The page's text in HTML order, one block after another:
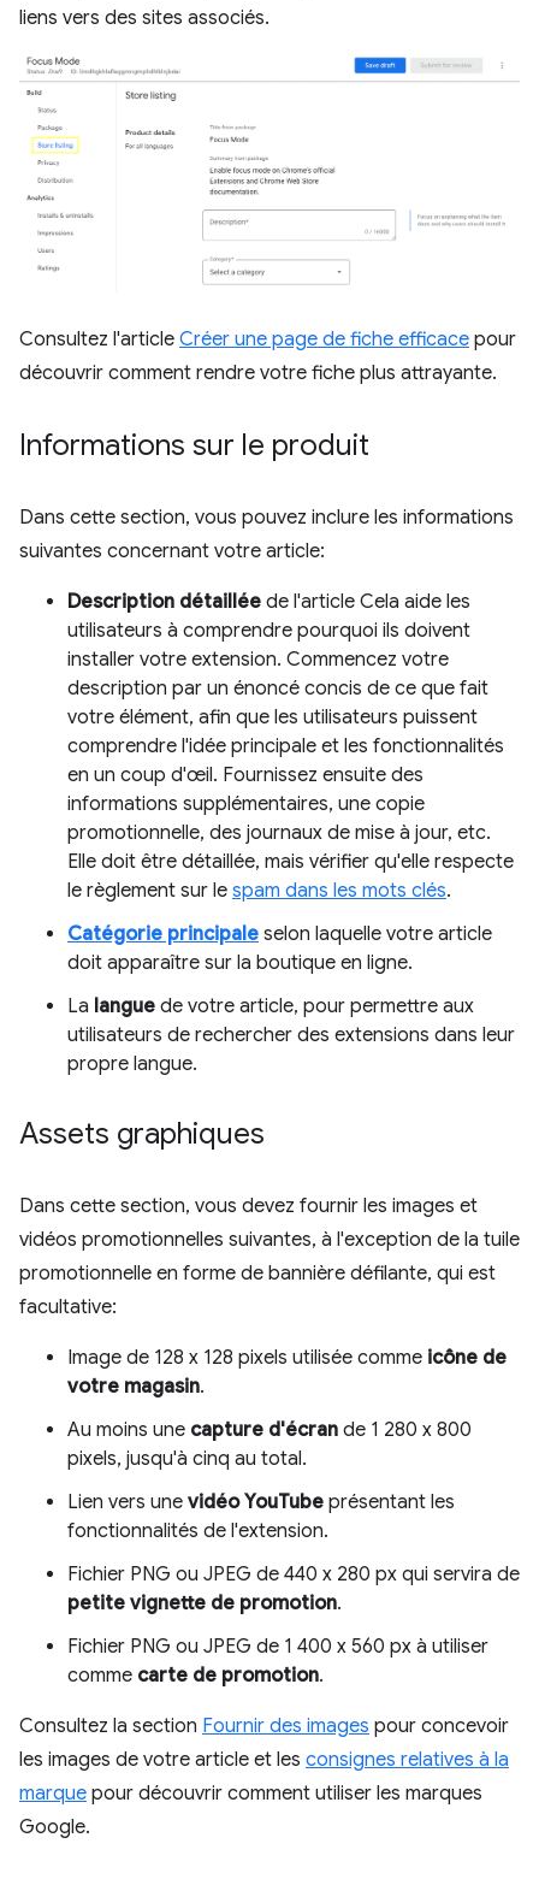
liens vers des sites associés.
Consultez l'article Créer une page de fiche efficace pour
découvrir comment rendre votre fiche plus attrayante.
Informations sur le produit
Dans cette section, vous pouvez inclure les informations
suivantes concernant votre article:
Description détaillée de l'article Cela aide les
utilisateurs à comprendre pourquoi ils doivent
installer votre extension. Commencez votre
description par un énoncé concis de ce que fait
votre élément, afin que les utilisateurs puissent
comprendre l'idée principale et les fonctionnalités
en un coup d'œil. Fournissez ensuite des
informations supplémentaires, une copie
promotionnelle, des journaux de mise à jour, etc.
Elle doit être détaillée, mais vérifier qu'elle respecte
le règlement sur le spam dans les mots clés.
Catégorie principale selon laquelle votre article
doit apparaître sur la boutique en ligne.
La langue de votre article, pour permettre aux
utilisateurs de rechercher des extensions dans leur
propre langue.
Assets graphiques
Dans cette section, vous devez fournir les images et
vidéos promotionnelles suivantes, à l'exception de la tuile
promotionnelle en forme de bannière défilante, qui est
facultative:
Image de 128 x 128 pixels utilisée comme icône de
votre magasin.
Au moins une capture d'écran de 1 280 x 800
pixels, jusqu'à cinq au total.
Lien vers une vidéo YouTube présentant les
fonctionnalités de l'extension.
Fichier PNG ou JPEG de 440 x 280 px qui servira de
petite vignette de promotion.
Fichier PNG ou JPEG de 1 400 x 560 px à utiliser
comme carte de promotion.
Consultez la section Fournir des images pour concevoir
les images de votre article et les consignes relatives à la
marque pour découvrir comment utiliser les marques
Google.